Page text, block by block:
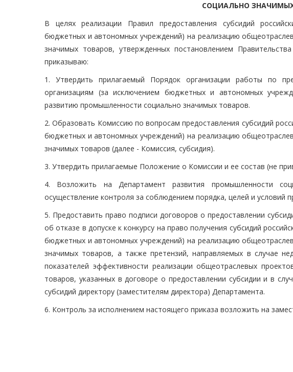
СОЦИАЛЬНО
В целях реализации Правил предоставления субсидий
бюджетных и автономных учреждений) на реализацию
значимых товаров, утвержденных постановлением
приказываю:
1. Утвердить прилагаемый Порядок организации работы по
организациям (за исключением бюджетных и автономных
развитию промышленности социально значимых товаров.
2. Образовать Комиссию по вопросам предоставления субсидий
бюджетных и автономных учреждений) на реализацию
значимых товаров (далее - Комиссия, субсидия).
3. Утвердить прилагаемые Положение о Комиссии и ее состав (не
4. Возложить на Департамент развития промышленности
осуществление контроля за соблюдением порядка, целей и условий
5. Предоставить право подписи договоров о предоставлении
об отказе в допуске к конкурсу на право получения субсидий
бюджетных и автономных учреждений) на реализацию
значимых товаров, а также претензий, направляемых в случае
показателей эффективности реализации общеотраслевых
товаров, указанных в договоре о предоставлении субсидии и в
субсидий директору (заместителям директора) Департамента.
6. Контроль за исполнением настоящего приказа возложить на